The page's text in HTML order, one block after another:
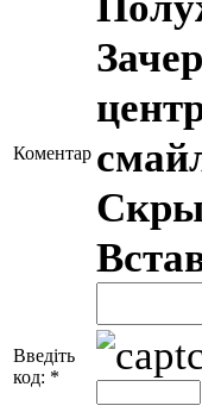
Коментар
Введіть
код: *